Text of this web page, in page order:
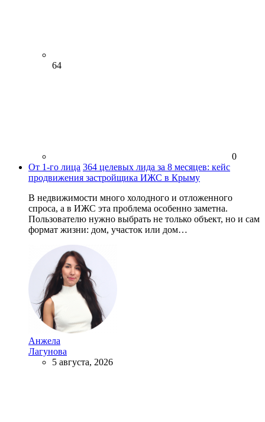
64
0
От 1-го лица 364 целевых лида за 8 месяцев: кейс
продвижения застройщика ИЖС в Крыму
В недвижимости много холодного и отложенного
спроса, а в ИЖС эта проблема особенно заметна.
Пользователю нужно выбрать не только объект, но и сам
формат жизни: дом, участок или дом…
Анжела
Лагунова
5 августа, 2026